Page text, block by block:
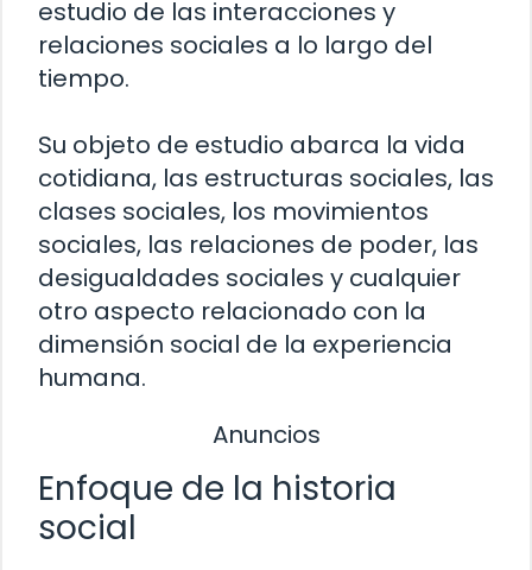
estudio de las interacciones y
relaciones sociales a lo largo del
tiempo.
Su objeto de estudio abarca la vida
cotidiana, las estructuras sociales, las
clases sociales, los movimientos
sociales, las relaciones de poder, las
desigualdades sociales y cualquier
otro aspecto relacionado con la
dimensión social de la experiencia
humana.
Anuncios
Enfoque de la historia
social